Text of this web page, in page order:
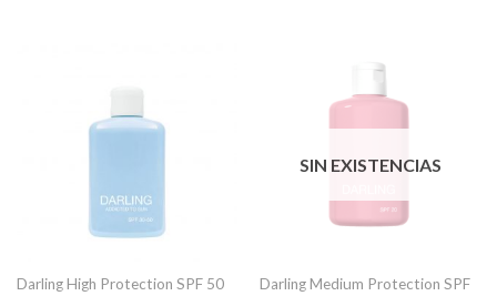
Darling High Protection SPF 50
SIN EXISTENCIAS
Darling Medium Protection SPF